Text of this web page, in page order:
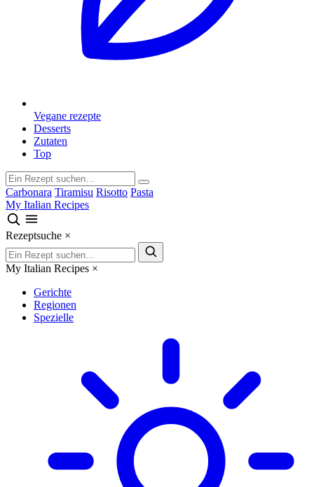
Vegane rezepte
Desserts
Zutaten
Top
Carbonara Tiramisu Risotto Pasta
My Italian Recipes
Rezeptsuche ×
My Italian Recipes ×
Gerichte
Regionen
Spezielle